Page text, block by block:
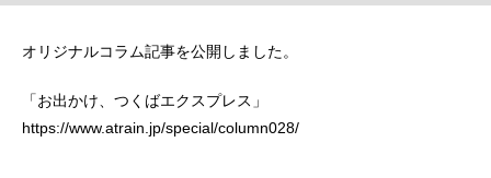
オリジナルコラム記事を公開しました。
「お出かけ、つくばエクスプレス」
https://www.atrain.jp/special/column028/